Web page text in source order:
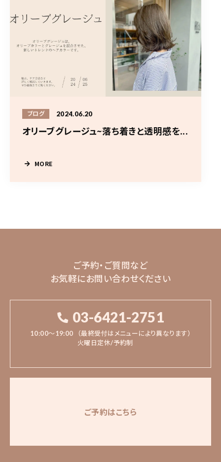
ブログ 2024.06.20
オリーブグレージュ~落ち着きと透明感を...
MORE
ご予約・ご質問など
お気軽にお問い合わせください
03-6421-2751
10:00〜19:00
（最終受付はメニューにより異なります）
火曜日定休/予約制
ご予約はこちら